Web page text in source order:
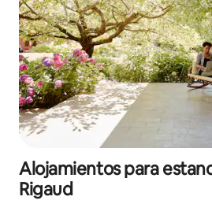
Alojamientos para
Rigaud